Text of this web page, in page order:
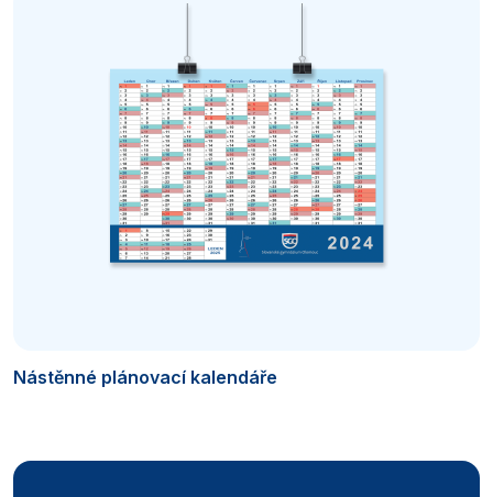
Nástěnné plánovací kalendáře